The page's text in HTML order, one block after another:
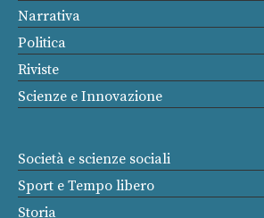
Narrativa
Politica
Riviste
Scienze e Innovazione
Società e scienze sociali
Sport e Tempo libero
Storia